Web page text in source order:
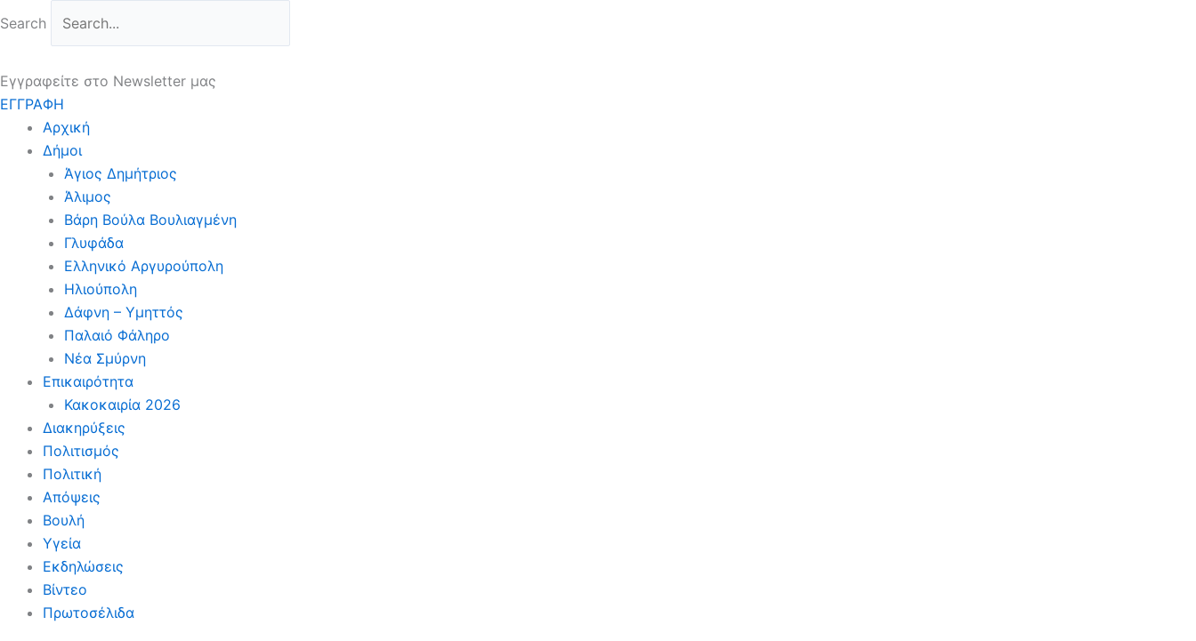
στο
Search
Εγγραφείτε στο Newsletter μας
ΕΓΓΡΑΦΗ
Αρχική
Δήμοι
Άγιος Δημήτριος
Άλιμος
Βάρη Βούλα Βουλιαγμένη
Γλυφάδα
Ελληνικό Αργυρούπολη
Ηλιούπολη
Δάφνη – Υμηττός
Παλαιό Φάληρο
Νέα Σμύρνη
Επικαιρότητα
Κακοκαιρία 2026
Διακηρύξεις
Πολιτισμός
Πολιτική
Απόψεις
Βουλή
Υγεία
Εκδηλώσεις
Βίντεο
Πρωτοσέλιδα